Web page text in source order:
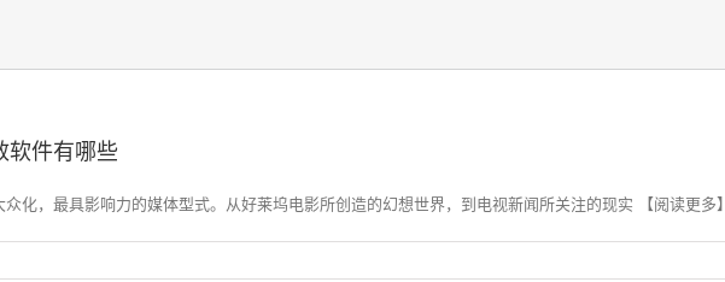
软件有哪些
，最具影响力的媒体型式。从好莱坞电影所创造的幻想世界，到电视新闻所关注的现实 【阅读更多】